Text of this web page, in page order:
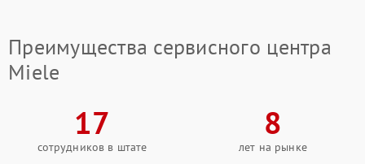
Преимущества сервисного центра
Miele
17
сотрудников в штате
8
лет на рынке